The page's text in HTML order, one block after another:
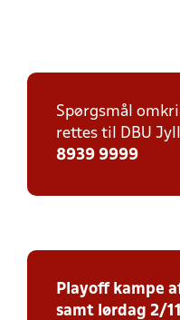
Spørgsmål
rettes til DBU
8939 9999
Playoff kampe
samt lørdag 2/11